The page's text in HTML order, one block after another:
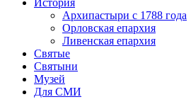
История
Архипастыри с 1788 года
Орловская епархия
Ливенская епархия
Святые
Святыни
Музей
Для СМИ